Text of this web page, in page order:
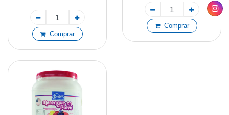
Comprar
Comprar